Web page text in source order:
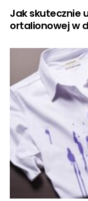
Jak skutecznie
ortalionowej w